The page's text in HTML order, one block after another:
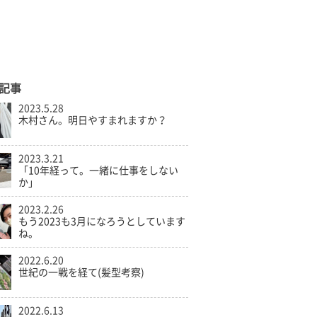
事
2023.5.28
木村さん。明日やすまれますか？
2023.3.21
「10年経って。一緒に仕事をしない
か」
2023.2.26
もう2023も3月になろうとしています
ね。
2022.6.20
世紀の一戦を経て(髪型考察)
2022.6.13